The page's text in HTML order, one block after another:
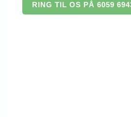
RING TIL OS PÅ 6059